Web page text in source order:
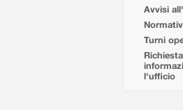
Avvisi
Turni
Richiesta
l'ufficio